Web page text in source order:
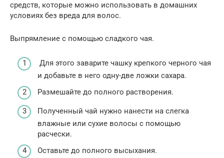
средств, которые можно использовать в домашних
условиях без вреда для волос.
Выпрямление с помощью сладкого чая.
Для этого заварите чашку крепкого черного чая
и добавьте в него одну-две ложки сахара.
Размешайте до полного растворения.
Полученный чай нужно нанести на слегка
влажные или сухие волосы с помощью
расчески.
Оставьте до полного высыхания.